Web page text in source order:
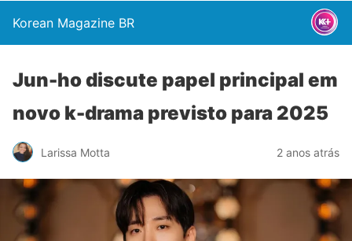
Korean Magazine BR
Jun-ho discute papel principal em
novo k-drama previsto para 2025
Larissa Motta 2 anos atrás